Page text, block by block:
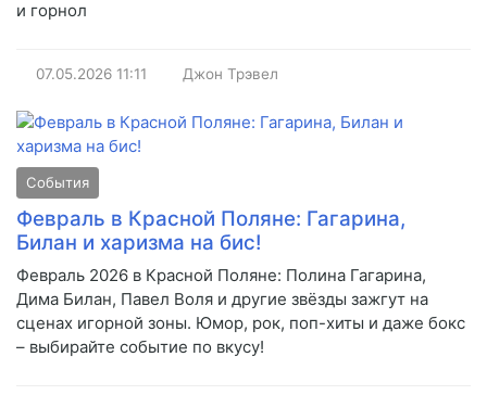
и горнол
07.05.2026 11:11 Джон Трэвел
События
Февраль в Красной Поляне: Гагарина,
Билан и харизма на бис!
Февраль 2026 в Красной Поляне: Полина Гагарина,
Дима Билан, Павел Воля и другие звёзды зажгут на
сценах игорной зоны. Юмор, рок, поп-хиты и даже бокс
– выбирайте событие по вкусу!